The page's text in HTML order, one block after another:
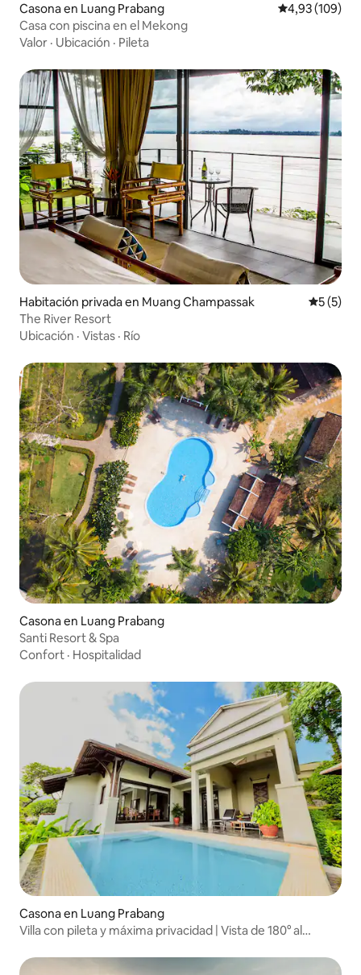
Casona en Luang Prabang Calificación
4,93 (109)
Casa con piscina en el Mekong
Valor · Ubicación · Pileta
Habitación privada en Muang Champassak
5 (5)
The River Resort
Ubicación · Vistas · Río
Casona en Luang Prabang
Santi Resort & Spa
Confort · Hospitalidad
Casona en Luang Prabang
Villa con pileta y máxima privacidad | Vista de 180° al